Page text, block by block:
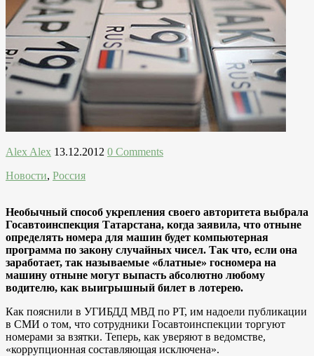
Alex Alex 13.12.2012 0 Comments
Новости, Россия
Необычный способ укрепления своего авторитета выбрала
Госавтоинспекция Татарстана, когда заявила, что отныне
определять номера для машин будет компьютерная
программа по закону случайных чисел. Так что, если она
заработает, так называемые «блатные» госномера на
машину отныне могут выпасть абсолютно любому
водителю, как выигрышный билет в лотерею.
Как пояснили в УГИБДД МВД по РТ, им надоели публикации
в СМИ о том, что сотрудники Госавтоинспекции торгуют
номерами за взятки. Теперь, как уверяют в ведомстве,
«коррупционная составляющая исключена».